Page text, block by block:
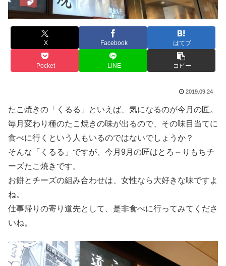
X Facebook はてブ
Pocket LINE コピー
2019.09.24
たこ焼きの「くるる」といえば、気になるのが今月の匠。
毎月変わり種のたこ焼きの味が出るので、その味目当てに
食べに行くという人もいるのではないでしょうか？
そんな「くるる」ですが、今月9月の匠はとろ～りもちチ
ーズたこ焼きです。
お餅とチーズの組み合わせは、女性なら大好きな味ですよ
ね。
仕事帰りの寄り道先として、是非食べに行ってみてくださ
いね。